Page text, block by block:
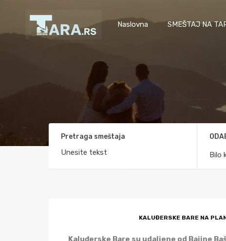
Naslovna SMEŠTAJ NA
Pretraga smeštaja
Bilo
KALUĐERSKE BARE NA
Kaluđerske Bare su udaljene od Bajine